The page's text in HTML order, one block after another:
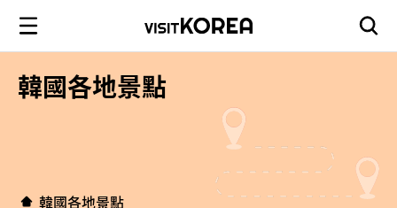
韓國各地景點
韓國各地景點